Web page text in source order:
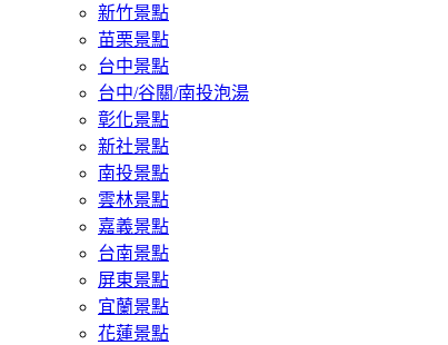
新竹景點
苗栗景點
台中景點
台中/谷關/南投泡湯
彰化景點
新社景點
南投景點
雲林景點
嘉義景點
台南景點
屏東景點
宜蘭景點
花蓮景點